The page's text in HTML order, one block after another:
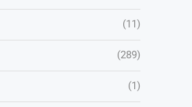
(11)
(289)
(1)